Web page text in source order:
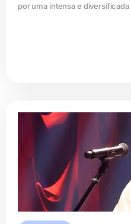
por uma intensa e